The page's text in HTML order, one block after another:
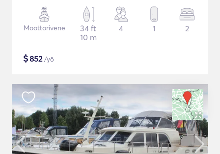
Moottorivene
34 ft
10 m
4 1 2
$852/yö